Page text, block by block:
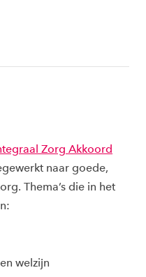
Zorg Akkoord
naar goede,
Thema’s die in het
welzijn